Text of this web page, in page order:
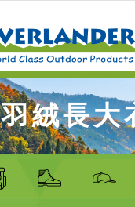
羽絨長大